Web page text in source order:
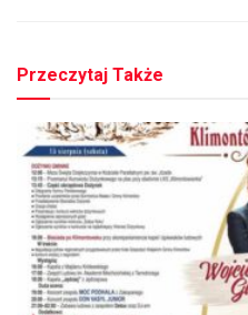
Przeczytaj Także